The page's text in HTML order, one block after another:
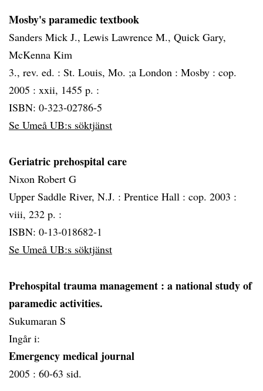
Mosby's paramedic textbook
Sanders Mick J., Lewis Lawrence M., Quick Gary,
McKenna Kim
3., rev. ed. : St. Louis, Mo. ;a London : Mosby : cop.
2005 : xxii, 1455 p. :
ISBN: 0-323-02786-5
Se Umeå UB:s söktjänst
Geriatric prehospital care
Nixon Robert G
Upper Saddle River, N.J. : Prentice Hall : cop. 2003 :
viii, 232 p. :
ISBN: 0-13-018682-1
Se Umeå UB:s söktjänst
Prehospital trauma management : a national study of
paramedic activities.
Sukumaran S
Ingår i:
Emergency medical journal
2005 : 60-63 sid.